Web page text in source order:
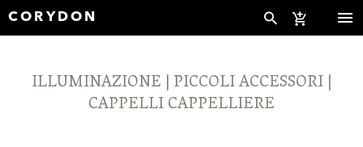
CORYDON
ILLUMINAZIONE | PICCOLI ACCESSORI |
CAPPELLI CAPPELLIERE